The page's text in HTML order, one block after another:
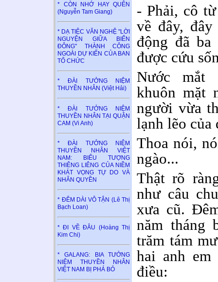
* CÒN NHỚ HAY QUÊN
(Nguyễn Tam Giang)
* DẠ TIỆC VĂN NGHỆ "LỜI
NGUYỆN GIỮA BIỂN
ĐÔNG" THÀNH CÔNG
NGOÀI DỰ KIẾN CỦA BAN
TỔ CHỨC
* ĐÀI TƯỞNG NIỆM
THUYỀN NHÂN (Việt Hải)
* ĐÀI TƯỞNG NIỆM
THUYỀN NHÂN TẠI QUẬN
CAM (Vi Anh)
* ĐÀI TƯỞNG NIỆM
THUYỀN NHÂN VIỆT
NAM: BIỂU TƯỢNG
THIÊNG LIÊNG CỦA NIỀM
KHÁT VỌNG TỰ DO VÀ
NHÂN QUYỀN
* ĐÊM DÀI VÔ TẬN (Lê Thị
Bạch Loan)
* ĐI VỀ ĐÂU (Hoàng Thị
Kim Chi)
* GALANG: BIA TƯỞNG
NIỆM THUYỀN NHÂN
VIỆT NAM BỊ PHÁ BỎ
- Phải, cô
về đây,
động đã
được cứu
Nước mắt
khuôn mặt
người vừa
lạnh lẽo của
Thoa nói,
ngào...
Thật rõ
như câu
xưa cũ.
năm tháng
trăm tám
hai anh
điều: